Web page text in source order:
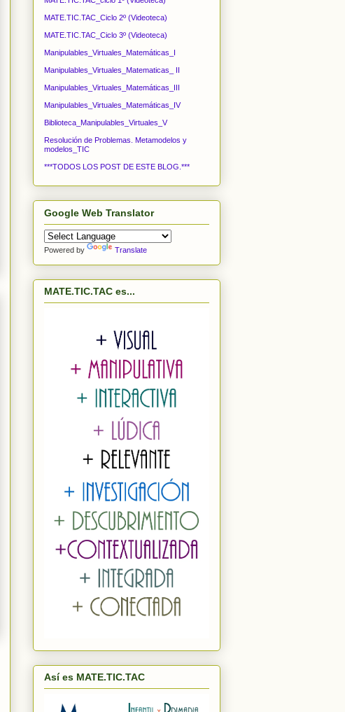
MATE.TIC.TAC_Ciclo 2º (Videoteca)
MATE.TIC.TAC_Ciclo 3º (Videoteca)
Manipulables_Virtuales_Matemáticas_I
Manipulables_Virtuales_Matematicas_ II
Manipulables_Virtuales_Matemáticas_III
Manipulables_Virtuales_Matemáticas_IV
Biblioteca_Manipulables_Virtuales_V
Resolución de Problemas. Metamodelos y
modelos_TIC
***TODOS LOS POST DE ESTE BLOG.***
Google Web Translator
Powered by Translate
MATE.TIC.TAC es...
Así es MATE.TIC.TAC